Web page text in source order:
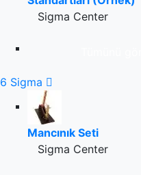
Sigma Center
6 Sigma
Mancınık Seti
Sigma Center